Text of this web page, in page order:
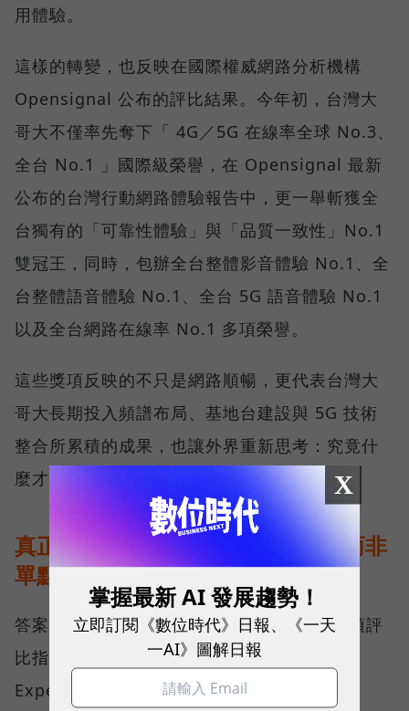
用體驗。
這樣的轉變，也反映在國際權威網路分析機構
Opensignal 公布的評比結果。今年初，台灣大
哥大不僅率先奪下「 4G／5G 在線率全球 No.3、
全台 No.1 」國際級榮譽，在 Opensignal 最新
公布的台灣行動網路體驗報告中，更一舉斬獲全
台獨有的「可靠性體驗」與「品質一致性」No.1
雙冠王，同時，包辦全台整體影音體驗 No.1、全
台整體語音體驗 No.1、全台 5G 語音體驗 No.1
以及全台網路在線率 No.1 多項榮譽。
這些獎項反映的不只是網路順暢，更代表台灣大
哥大長期投入頻譜布局、基地台建設與 5G 技術
整合所累積的成果，也讓外界重新思考：究竟什
麼才是真正的好網路？
真正的好網路，比的是長期穩定、而非
單點測速
答案，就藏在 Opensignal 最具代表性的兩項評
比指標──可靠性體驗（Reliability
Experience）與品質一致性（Consistent
X
掌握最新 AI 發展趨勢！
立即訂閱《數位時代》日報、《一天
一AI》圖解日報